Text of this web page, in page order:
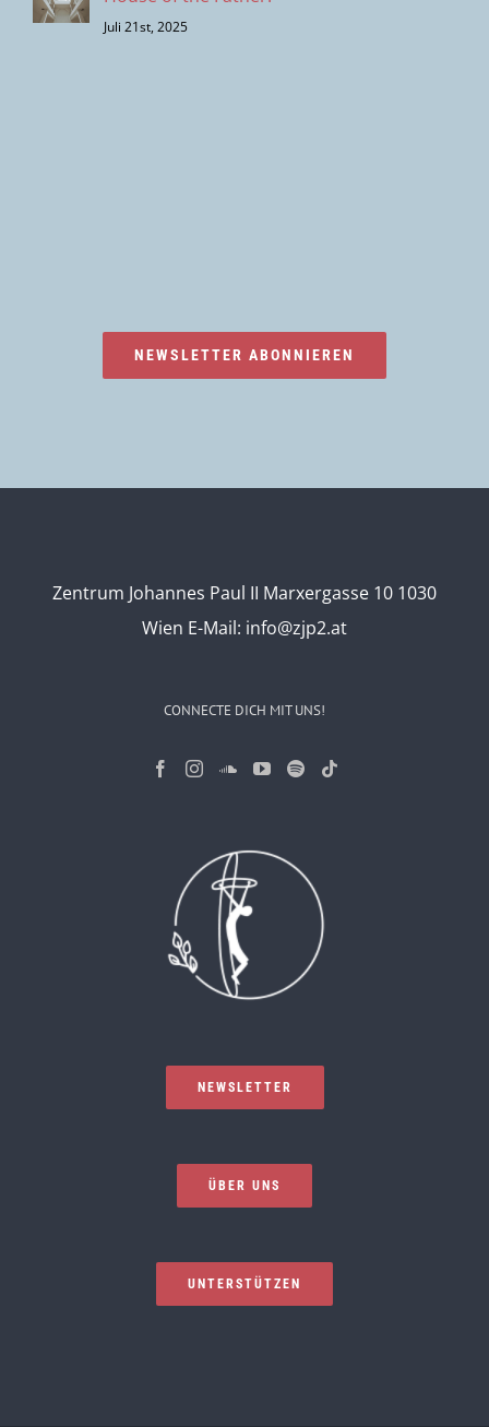
Juli 21st, 2025
NEWSLETTER ABONNIEREN
Zentrum Johannes Paul II Marxergasse 10 1030
Wien E-Mail: info@zjp2.at
CONNECTE DICH MIT UNS!
NEWSLETTER
ÜBER UNS
UNTERSTÜTZEN